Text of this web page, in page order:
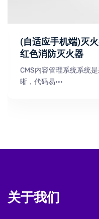
(自适应手机端)灭
红色消防灭火器
CMS内容管理系统系统
晰，代码易···
关于我们